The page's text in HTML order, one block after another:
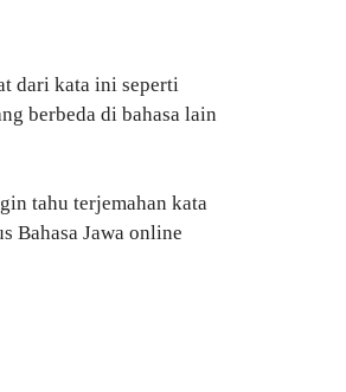
dari kata ini seperti
berbeda di bahasa lain
tahu terjemahan kata
Bahasa Jawa online